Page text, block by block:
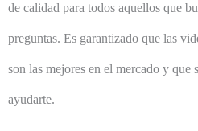
de calidad para todos aquellos que
preguntas. Es garantizado que las
son las mejores en el mercado y que
ayudarte.